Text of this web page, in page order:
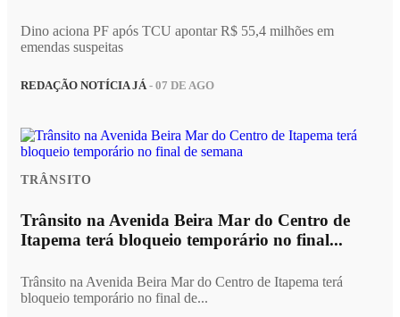
Dino aciona PF após TCU apontar R$ 55,4 milhões em
emendas suspeitas
REDAÇÃO NOTÍCIA JÁ- 07 DE AGO
TRÂNSITO
Trânsito na Avenida Beira Mar do Centro de
Itapema terá bloqueio temporário no final...
Trânsito na Avenida Beira Mar do Centro de Itapema terá
bloqueio temporário no final de...